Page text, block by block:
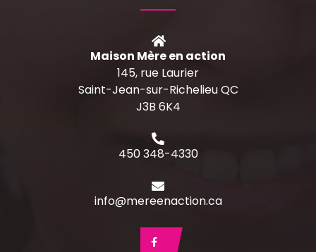
Maison Mère en action
145, rue Laurier
Saint-Jean-sur-Richelieu QC
J3B 6K4
450 348-4330
info@mereenaction.ca